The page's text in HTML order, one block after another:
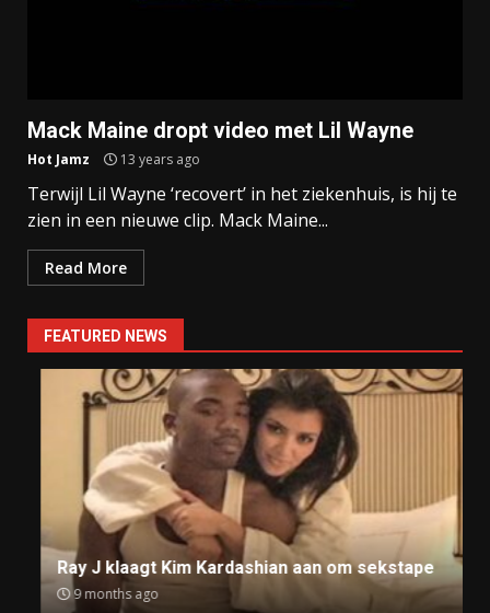
Mack Maine dropt video met Lil Wayne
Hot Jamz 13 years ago
Terwijl Lil Wayne ‘recovert’ in het ziekenhuis, is hij te
zien in een nieuwe clip. Mack Maine...
Read More
FEATURED NEWS
Ray J klaagt Kim Kardashian aan om sekstape
9 months ago